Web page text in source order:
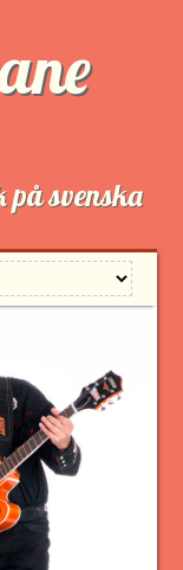
på svenska